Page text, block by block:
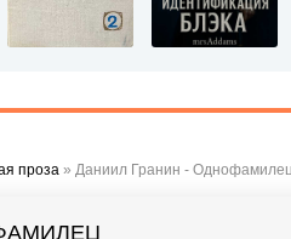
проза » Даниил Гранин -